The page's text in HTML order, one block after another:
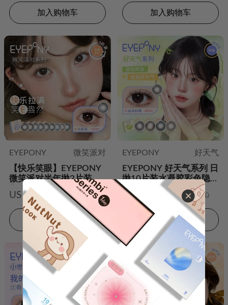
加入购物车 加入购物车
EYEPONY
微笑派对
【快乐笑眼】EYEPONY
微笑派对半年抛2片装水
凝胶彩色隐形眼镜
US $13.98 US $24.00
加入购物车
EYEPONY
好天气
EYEPONY 好天气系列 日
抛10片装水凝胶彩色隐形
眼镜
US $14.98 US $24.00
加入购物车